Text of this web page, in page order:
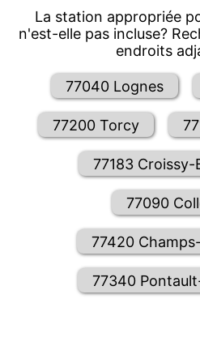
La station appropriée
n'est-elle pas incluse?
endroits
77040 Lognes
77200 Torcy
77183 Croissy-
77090
77420
77340